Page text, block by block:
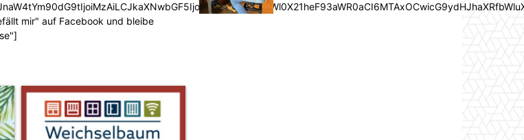
mir" auf Facebook und bleibe